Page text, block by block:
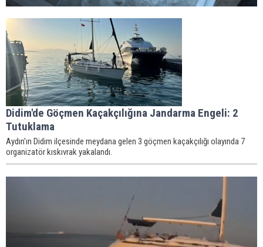
Didim'de Göçmen Kaçakçılığına Jandarma Engeli: 2
Tutuklama
Aydın'ın Didim ilçesinde meydana gelen 3 göçmen kaçakçılığı olayında 7
organizatör kıskıvrak yakalandı.